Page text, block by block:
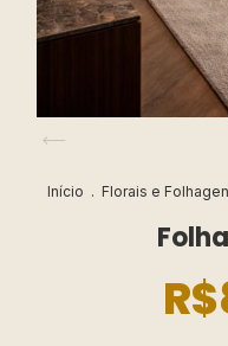
Início . Florais e